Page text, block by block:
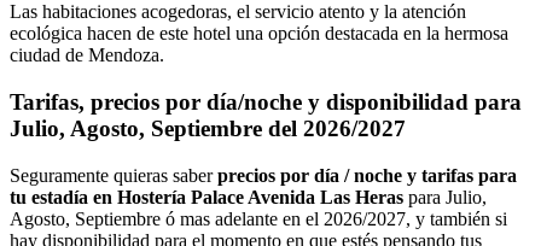
Las habitaciones acogedoras, el servicio atento y la atención
ecológica hacen de este hotel una opción destacada en la hermosa
ciudad de Mendoza.
Tarifas, precios por día/noche y disponibilidad para
Julio, Agosto, Septiembre del 2026/2027
Seguramente quieras saberprecios por día / noche y tarifas para
tu estadía en Hostería Palace Avenida Las Heras para Julio,
Agosto, Septiembre ó mas adelante en el 2026/2027, y también si
hay disponibilidad para el momento en que estés pensando tus